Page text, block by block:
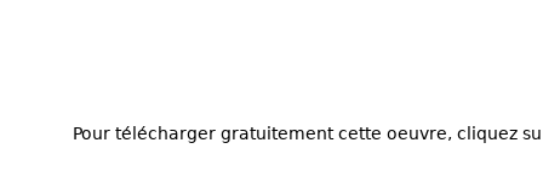
Pour télécharger gratuitement cette oeuvre, cliquez